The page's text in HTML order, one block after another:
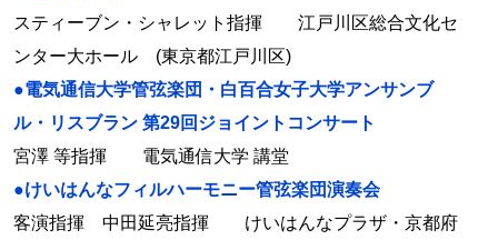
スティーブン・シャレット指揮 江戸川区総合文化セ
ンター大ホール (東京都江戸川区)
●電気通信大学管弦楽団・白百合女子大学アンサンブ
ル・リスブラン 第29回ジョイントコンサート
宮澤 等指揮 電気通信大学 講堂
●けいはんなフィルハーモニー管弦楽団演奏会
客演指揮 中田延亮指揮 けいはんなプラザ・京都府